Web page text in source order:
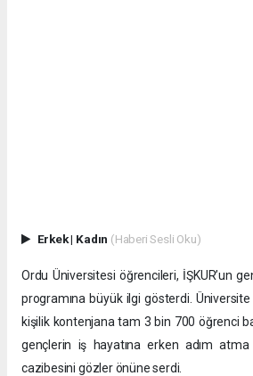
Erkek| Kadın (Haberi Sesli Oku)
Ordu Üniversitesi öğrencileri, İŞKUR’un
programına büyük ilgi gösterdi.
kişilik kontenjana tam 3 bin 700 öğrenci
gençlerin iş hayatına erken adım
cazibesini gözler önüne serdi.